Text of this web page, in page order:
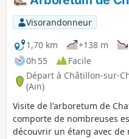
Visorandonneur
1,70 km
+138 m
0h 55
Facile
Départ à Châtillon-sur-
(Ain)
Visite de l'arboretum de
comporte de nombreuses
découvrir un étang avec